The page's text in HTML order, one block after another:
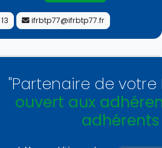
ifrbtp77@ifrbtp77.fr
de votre
aux adhérents
adhérents !"